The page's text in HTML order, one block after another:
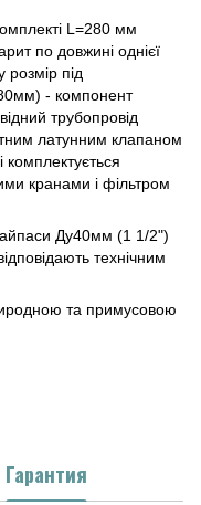
L=280 мм
по довжині однієї
під
- компонент
трубопровід
латунним клапаном
комплектується
кранами і фільтром
Ду40мм (1 1/2")
технічним
та примусовою
Гарантия